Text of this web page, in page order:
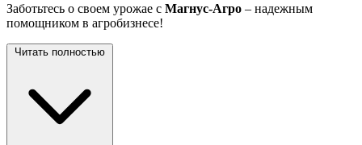
Заботьтесь о своем урожае с Магнус-Агро – надежным
помощником в агробизнесе!
Читать полностью